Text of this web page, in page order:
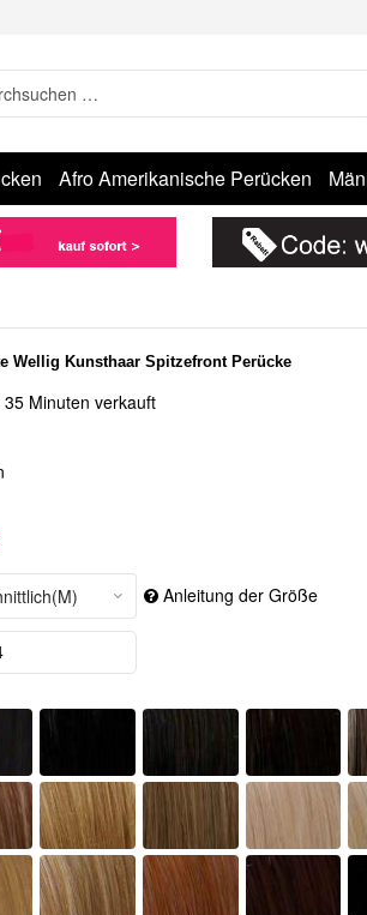
Afro Amerikanische Perücken
Wellig Kunsthaar Spitzefront Perücke
Minuten verkauft
Anleitung der Größe